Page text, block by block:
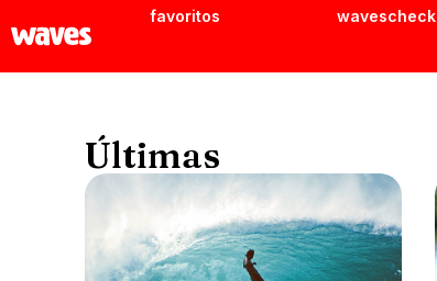
favoritos wavescheck
Últimas